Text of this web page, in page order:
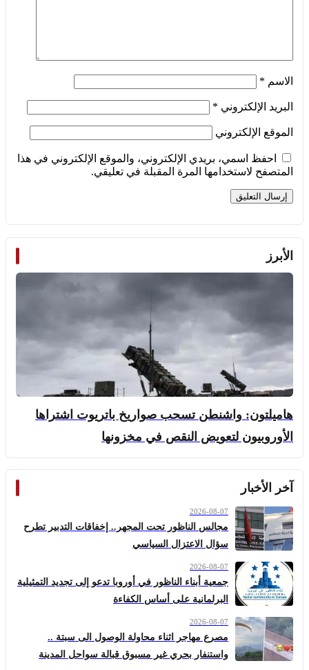
الاسم *
البريد الإلكتروني *
الموقع الإلكتروني
احفظ اسمي، بريدي الإلكتروني، والموقع الإلكتروني في هذا
المتصفح لاستخدامها المرة المقبلة في تعليقي.
الأبرز
هاميلتون: واشنطن تسحب صواريخ باتريوت اشتراها
الأوروبيون لتعويض النقص في مخزونها
آخر الأخبار
2026-08-07
مجالس الناظور تحت المجهر.. إخفاقات التدبير تطرح
سؤال الاعتزال السياسي
2026-08-07
جمعية أبناء الناظور في أوروبا تدعو إلى تجديد التمثيلية
البرلمانية على أساس الكفاءة
2026-08-07
مصرع مهاجر اثناء محاولة الوصول الى سبتة ..
واستنفار بحري غير مسبوق قبالة سواحل المدينة